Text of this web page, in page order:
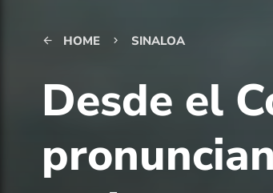
arrow_back HOME keyboard_arrow_right SINALOA
Desde el